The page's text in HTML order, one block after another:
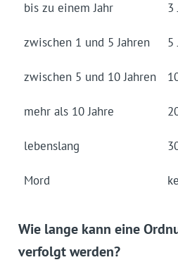
bis zu einem Jahr 3
zwischen 1 und 5 Jahren 5
zwischen 5 und 10 Jahren
mehr als 10 Jahre
lebenslang
Mord
Wie lange kann eine
verfolgt werden?